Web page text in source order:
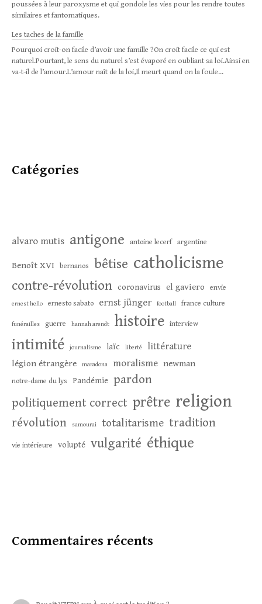
poussées à leur paroxysme et qui gondole les vies pour les rendre toutes
similaires et fantomatiques.
Les taches de la famille
Pourquoi croit-on facile d’avoir une famille ?On croit facile ce qui est
naturel.Pourtant, le sens du naturel s’est évaporé en oubliant sa loi.Ainsi en
va-t-il de l’amour.L’amour naît de la loi,Il meurt quand on la foule...
Catégories
alvaro mutis antigone antoine lecerf argentine
Benoît XVI bernanos bêtise catholicisme
contre-révolution coronavirus el gaviero envie
ernest hello ernesto sabato ernst jünger football france culture
funérailles guerre hannah arendt histoire interview
intimité journalisme laïc liberté littérature
légion étrangère maradona moralisme newman
notre-dame du lys Pandémie pardon
politiquement correct prêtre religion
révolution samourai totalitarisme tradition
vie intérieure volupté vulgarité éthique
Commentaires récents